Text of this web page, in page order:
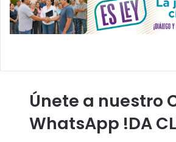
Únete a nuestro
WhatsApp !DA